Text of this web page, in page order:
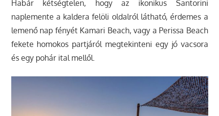
Habár kétségtelen, hogy az ikonikus Santorini
naplemente a kaldera felöli oldalról látható, érdemes a
lemenő nap fényét Kamari Beach, vagy a Perissa Beach
fekete homokos partjáról megtekinteni egy jó vacsora
és egy pohár ital mellől.